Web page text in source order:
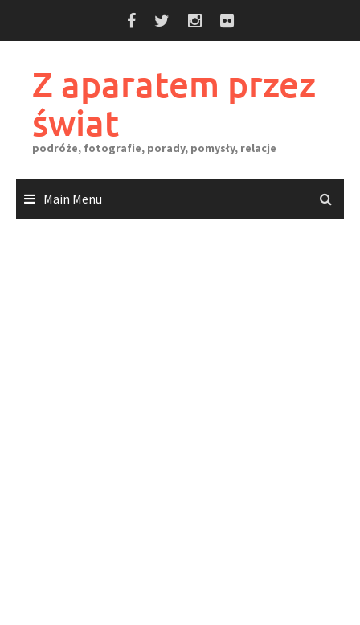
Z aparatem przez
świat
podróże, fotografie, porady, pomysły, relacje
Main Menu